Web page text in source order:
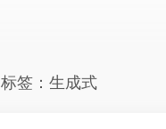
标签：生成式